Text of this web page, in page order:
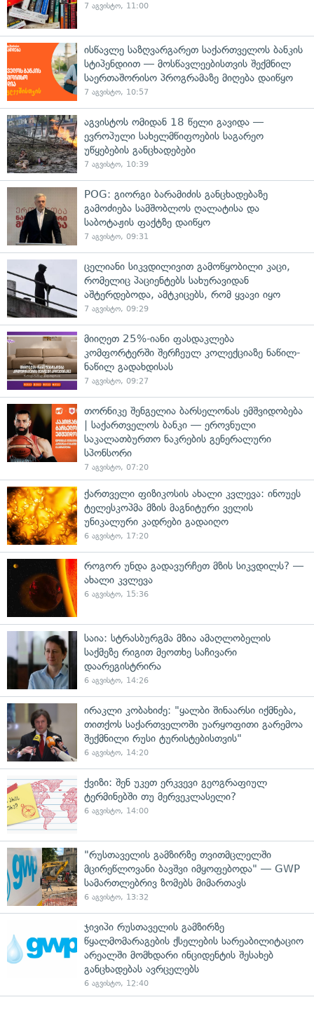
7 აგვისტო, 11:00
ისწავლე საზღვარგარეთ საქართველოს ბანკის
სტიპენდიით — მოსწავლეებისთვის შექმნილ
საერთაშორისო პროგრამაზე მიღება დაიწყო
7 აგვისტო, 10:57
აგვისტოს ომიდან 18 წელი გავიდა —
ევროპული სახელმწიფოების საგარეო
უწყებების განცხადებები
7 აგვისტო, 10:39
POG: გიორგი ბარამიძის განცხადებაზე
გამოძიება სამშობლოს ღალატისა და
საბოტაჟის ფაქტზე დაიწყო
7 აგვისტო, 09:31
ცელიანი სიკვდილივით გამოწყობილი კაცი,
რომელიც პაციენტებს სახურავიდან
აშტერდებოდა, ამტკიცებს, რომ ყვავი იყო
7 აგვისტო, 09:29
მიიღეთ 25%-იანი ფასდაკლება
კომფორტერში შერჩეულ კოლექციაზე ნაწილ-
ნაწილ გადახდისას
7 აგვისტო, 09:27
თორნიკე შენგელია ბარსელონას ემშვიდობება
| საქართველოს ბანკი — ეროვნული
საკალათბურთო ნაკრების გენერალური
სპონსორი
7 აგვისტო, 07:20
ქართველი ფიზიკოსის ახალი კვლევა: ინოუეს
ტელესკოპმა მზის მაგნიტური ველის
უნიკალური კადრები გადაიღო
6 აგვისტო, 17:20
როგორ უნდა გადავურჩეთ მზის სიკვდილს? —
ახალი კვლევა
6 აგვისტო, 15:36
საია: სტრასბურგმა მზია ამაღლობელის
საქმეზე რიგით მეოთხე საჩივარი
დაარეგისტრირა
6 აგვისტო, 14:26
ირაკლი კობახიძე: "ყალბი შინაარსი იქმნება,
თითქოს საქართველოში უარყოფითი გარემოა
შექმნილი რუსი ტურისტებისთვის"
6 აგვისტო, 14:20
ქვიზი: შენ უკეთ ერკვევი გეოგრაფიულ
ტერმინებში თუ მერვეკლასელი?
6 აგვისტო, 14:00
"რუსთაველის გამზირზე თვითმცლელში
მცირეწლოვანი ბავშვი იმყოფებოდა" — GWP
სამართლებრივ ზომებს მიმართავს
6 აგვისტო, 13:32
ჯივიპი რუსთაველის გამზირზე
წყალმომარაგების ქსელების სარეაბილიტაციო
არეალში მომხდარი ინციდენტის შესახებ
განცხადებას ავრცელებს
6 აგვისტო, 12:40